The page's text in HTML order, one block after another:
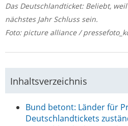
Das Deutschlandticket: Beliebt,
nächstes Jahr Schluss sein.
Foto: picture alliance /
Inhaltsverzeichnis
Bund betont: Länder für
Deutschlandtickets